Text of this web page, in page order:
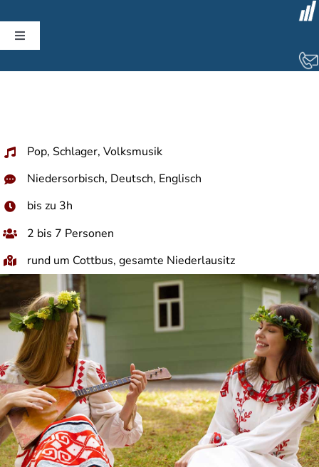
to
content
Toggle
Startseite
Kalender (extern)
Serbski kolektiwny běrow
Pop, Schlager, Volksmusik
Niedersorbisch, Deutsch, Englisch
bis zu 3h
2 bis 7 Personen
rund um Cottbus, gesamte Niederlausitz